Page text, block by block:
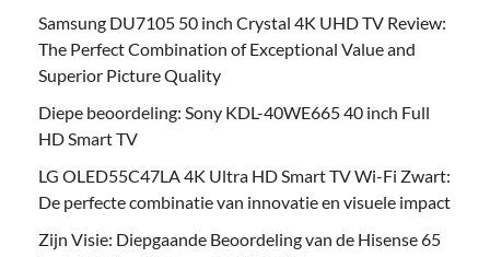
Samsung DU7105 50 inch Crystal 4K UHD TV Review:
The Perfect Combination of Exceptional Value and
Superior Picture Quality
Diepe beoordeling: Sony KDL-40WE665 40 inch Full
HD Smart TV
LG OLED55C47LA 4K Ultra HD Smart TV Wi-Fi Zwart:
De perfecte combinatie van innovatie en visuele impact
Zijn Visie: Diepgaande Beoordeling van de Hisense 65